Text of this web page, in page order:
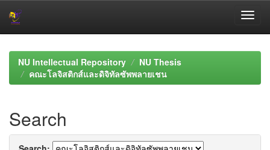
navigationNU Intellectual Repository
NU Thesis
คณะโลจิสติกส์และดิจิทัลซัพพลายเชน
Search